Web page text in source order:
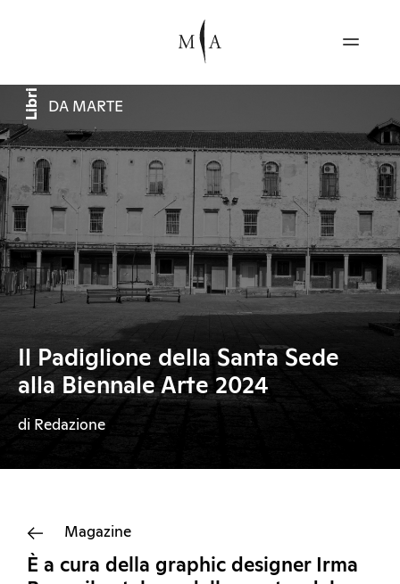
Libri DA MARTE
Il Padiglione della Santa Sede
alla Biennale Arte 2024
di Redazione
Magazine
È a cura della graphic designer Irma